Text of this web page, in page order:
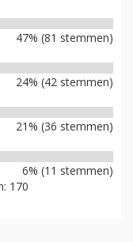
47% (81 stemmen)
24% (42 stemmen)
21% (36 stemmen)
6% (11 stemmen)
170